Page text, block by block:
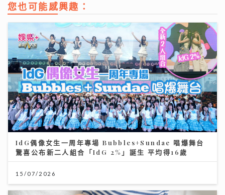
您也可能感興趣：
IdG偶像女生一周年專場 Bubbles+Sundae 唱爆舞台
驚喜公布新二人組合「IdG 2%」誕生 平均得16歲
15/07/2026